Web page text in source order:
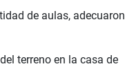
de aulas, adecuaron
terreno en la casa de